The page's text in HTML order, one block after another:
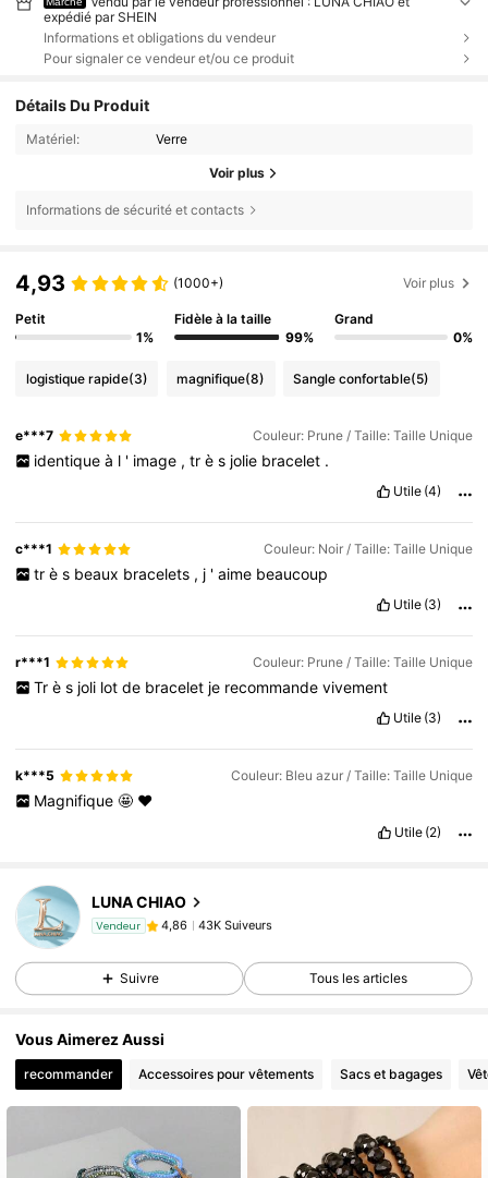
expédié par SHEIN
Informations et obligations du vendeur
Pour signaler ce vendeur et/ou ce produit
Détails Du Produit
Matériel: Verre
Voir plus
Informations de sécurité et contacts
4,93 (1000+) Voir plus
Petit
1%
Fidèle à la taille
99%
Grand
0%
logistique rapide(3) magnifique(8) Sangle confortable(5)
e***7 Couleur: Prune / Taille: Taille Unique
identique à l ' image , tr è s jolie bracelet .
Utile (4)
c***1 Couleur: Noir / Taille: Taille Unique
tr è s beaux bracelets , j ' aime beaucoup
Utile (3)
r***1 Couleur: Prune / Taille: Taille Unique
Tr è s joli lot de bracelet je recommande vivement
Utile (3)
k***5 Couleur: Bleu azur / Taille: Taille Unique
Magnifique 🤩 ❤️
Utile (2)
LUNA CHIAO
Vendeur 4,86 43K Suiveurs
4,86 43K Suiveurs
4,86 43K Suiveurs
4,86
4,86 43K Suiveurs
4,86 43K Suiveurs
Suivre Tous les articles
Vous Aimerez Aussi
recommander Accessoires pour vêtements Sacs et bagages